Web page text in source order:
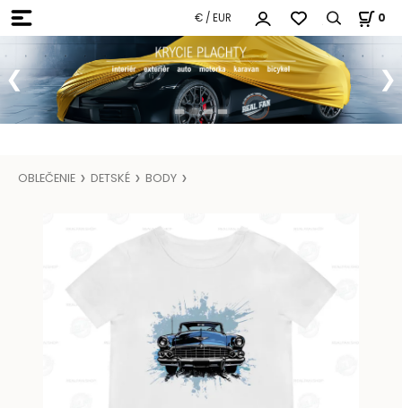
€ / EUR 0
OBLEČENIE DETSKÉ BODY